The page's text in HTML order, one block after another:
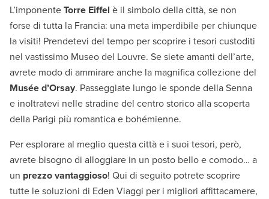
L’imponenteTorre Eiffel è il simbolo della città, se non
forse di tutta la Francia: una meta imperdibile per chiunque
la visiti! Prendetevi del tempo per scoprire i tesori custoditi
nel vastissimo Museo del Louvre. Se siete amanti dell’arte,
avrete modo di ammirare anche la magnifica collezione del
Musée d’Orsay. Passeggiate lungo le sponde della Senna
e inoltratevi nelle stradine del centro storico alla scoperta
della Parigi più romantica e bohémienne.
Per esplorare al meglio questa città e i suoi tesori, però,
avrete bisogno di alloggiare in un posto bello e comodo… a
un prezzo vantaggioso! Qui di seguito potrete scoprire
tutte le soluzioni di Eden Viaggi per i migliori affittacamere,